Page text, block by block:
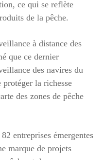
ce qui se reflète
de la pêche.
à distance des
que ce dernier
des navires du
la richesse
des zones de pêche
entreprises émergentes
marque de projets